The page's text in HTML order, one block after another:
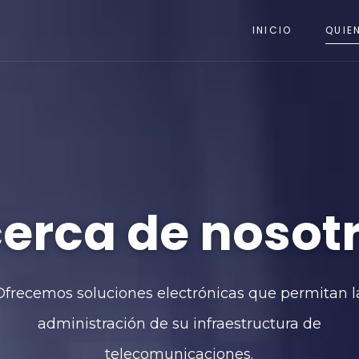
INICIO
de
soluciones electrónicas que permitan
administración de su infraestructura de
telecomunicaciones.